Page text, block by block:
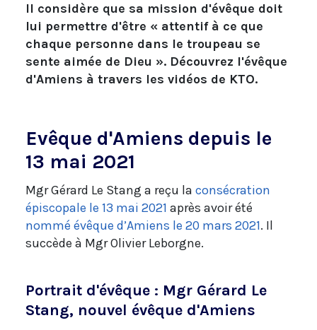
Il considère que sa mission d'évêque doit
lui permettre d'être « attentif à ce que
chaque personne dans le troupeau se
sente aimée de Dieu ». Découvrez l'évêque
d'Amiens à travers les vidéos de KTO.
Evêque d'Amiens depuis le
13 mai 2021
Mgr Gérard Le Stang a reçu la consécration
épiscopale le 13 mai 2021 après avoir été
nommé évêque d’Amiens le 20 mars 2021. Il
succède à Mgr Olivier Leborgne.
Portrait d'évêque : Mgr Gérard Le
Stang, nouvel évêque d'Amiens